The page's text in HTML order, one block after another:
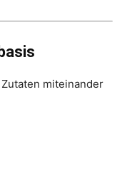
miteinander